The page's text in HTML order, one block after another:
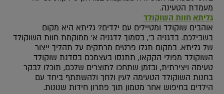
מעמדת הטעינה.
גליתא חוות השוקולד
אוהבים שוקולד ומטיילים עם ילדים? גליתא היא מקום
בשבילכם. בדגניה ב’, בסמוך לדגניה א’ ממוקמת חוות השוקולד
של גליתא. במקום תגלו פרטים מרתקים על תהליך ייצור
השוקולד מפולי הקקאו, תתנסו בעצמכם בסדנת שוקולד
טעימה ויצירתית, ובזמן שתחכו לתוצרים שלכם, תוכלו לבקר
בחנות השוקולד הטעימה לעין ולחך ולהשתתף ביחד עם
הילדים בחיפוש אחר מטמון תוך פתרון חידות שנונות.